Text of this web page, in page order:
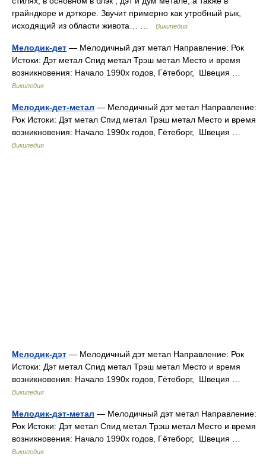
грайндкоре и дэткоре. Звучит примерно как утробный рык,
исходящий из области живота… …
Википедия
Мелодик-дет — Мелодичный дэт метал Направление: Рок
Истоки: Дэт метал Спид метал Трэш метал Место и время
возникновения: Начало 1990х годов, Гётеборг, Швеция …
Википедия
Мелодик-дет-метал — Мелодичный дэт метал Направление:
Рок Истоки: Дэт метал Спид метал Трэш метал Место и время
возникновения: Начало 1990х годов, Гётеборг, Швеция …
Википедия
Мелодик-дэт — Мелодичный дэт метал Направление: Рок
Истоки: Дэт метал Спид метал Трэш метал Место и время
возникновения: Начало 1990х годов, Гётеборг, Швеция …
Википедия
Мелодик-дэт-метал — Мелодичный дэт метал Направление:
Рок Истоки: Дэт метал Спид метал Трэш метал Место и время
возникновения: Начало 1990х годов, Гётеборг, Швеция …
Википедия